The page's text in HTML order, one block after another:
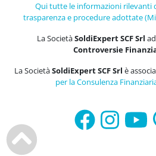
Qui tutte le informazioni rilevanti
trasparenza e procedure adottate
La SocietàSoldiExpert SCF Srl
Controversie
La SocietàSoldiExpert SCF Srl è
per la Consulenza